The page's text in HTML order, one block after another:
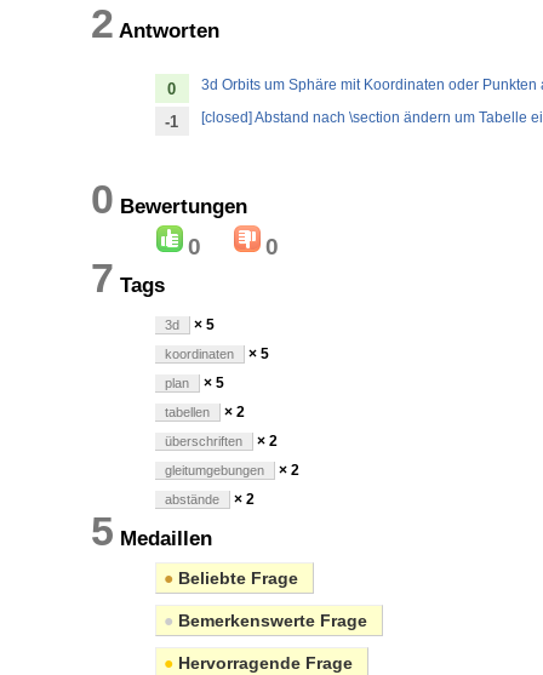
2 Antworten
0 3d Orbits um Sphäre mit Koordinaten oder Punkten
-1 [closed] Abstand nach \section ändern um Tabelle
0 Bewertungen
0 0
7 Tags
3d × 5
koordinaten × 5
plan × 5
tabellen × 2
überschriften × 2
gleitumgebungen × 2
abstände × 2
5 Medaillen
● Beliebte Frage
● Bemerkenswerte Frage
● Hervorragende Frage